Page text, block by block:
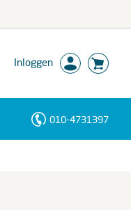
Inloggen
010-4731397